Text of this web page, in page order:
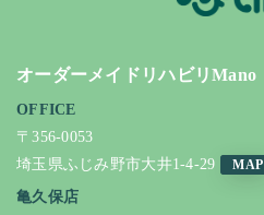
オーダーメイドリハビリMano
OFFICE
〒356-0053
埼玉県ふじみ野市大井1-4-29
MAP
亀久保店